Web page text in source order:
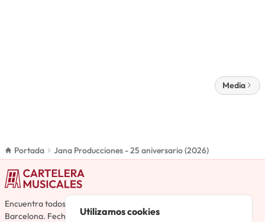
Media
Portada Jana Producciones - 25 aniversario (2026)
Encuentra todos los musicales de toda España, no solo Madrid y
Barcelona. Fechas, horarios, reseñas, reparto y detalles en la
Utilizamos cookies